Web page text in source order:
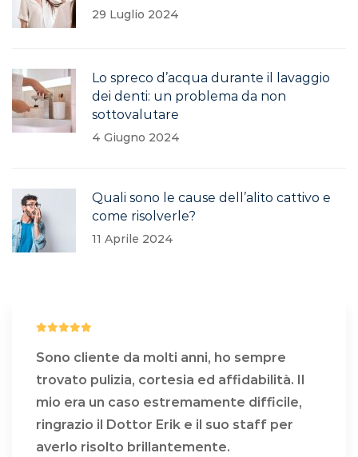
29 Luglio 2024
Lo spreco d’acqua durante il lavaggio
dei denti: un problema da non
sottovalutare
4 Giugno 2024
Quali sono le cause dell’alito cattivo e
come risolverle?
11 Aprile 2024
Sono cliente da molti anni, ho sempre
trovato pulizia, cortesia ed affidabilità. Il
mio era un caso estremamente difficile,
ringrazio il Dottor Erik e il suo staff per
averlo risolto brillantemente.